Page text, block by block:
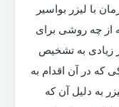
با لیزر بواسیر
از چه روشی برای
زیادی به تشخیص
که در آن اقدام به
به دلیل آن که